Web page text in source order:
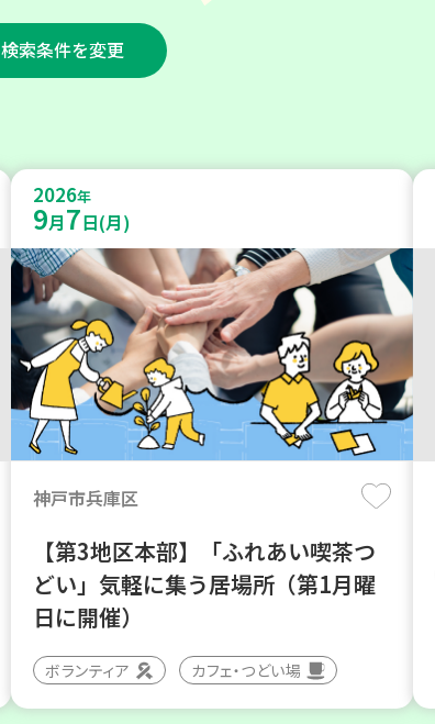
検索条件を変更
2026年
9月7日(月)
神戸市兵庫区
【第3地区本部】「ふれあい喫茶つ
どい」気軽に集う居場所（第1月曜
日に開催）
ボランティア カフェ・つどい場